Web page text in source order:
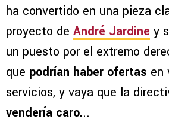
ha convertido en una pieza
proyecto de André Jardine y
un puesto por el extremo
que podrían haber ofertas en
servicios, y vaya que la
vendería caro...